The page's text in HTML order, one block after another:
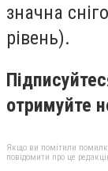
значна
рiвень).
отримуйте
Якщо ви помітили
повідомити про це